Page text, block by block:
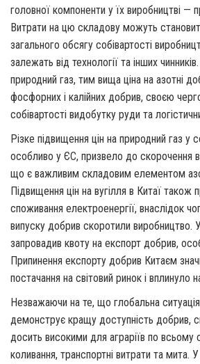
головної компоненти у їх виробництві —
Витрати на цю складову можуть
загального обсягу собівартості
залежать від технології та інших
природний газ, тим вища ціна на азотні
фосфорних і калійних добрив, своєю
собівартості видобутку руди та
Різке підвищення цін на природний газ у
особливо у ЄС, призвело до скорочення
що є важливим складовим елементом
Підвищення цін на вугілля в Китаї також
споживання електроенергії, внаслідок
випуску добрив скоротили виробництво.
запровадив квоту на експорт добрив,
Припинення експорту добрив Китаєм
постачання на світовий ринок і вплинуло
Незважаючи на те, що глобальна
демонструє кращу доступність добрив,
досить високими для аграріїв по всьому
коливання, транспортні витрати та мита.